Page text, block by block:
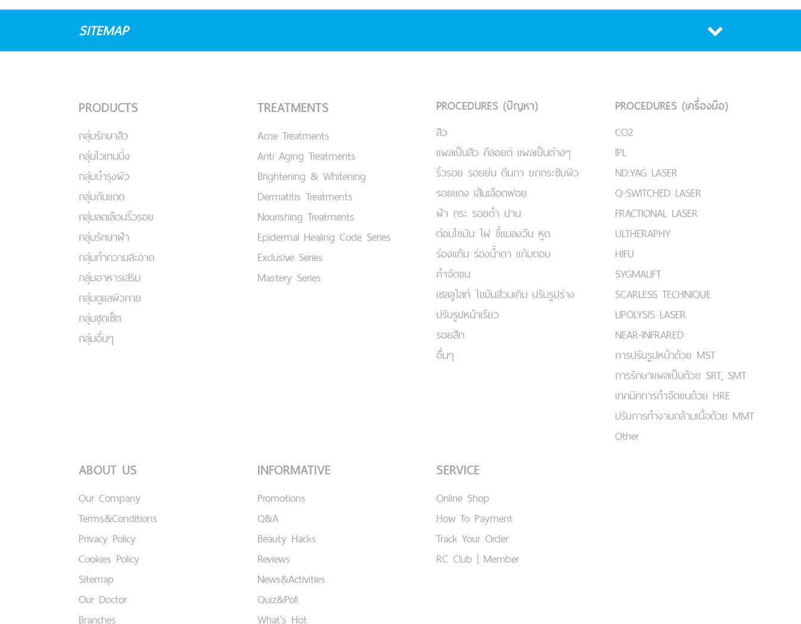
SITEMAP
PRODUCTS
กลุ่มรักษาสิว
กลุ่มไวเทนนิ่ง
กลุ่มบำรุงผิว
กลุ่มกันแดด
กลุ่มลดเลือนริ้วรอย
กลุ่มรักษาฝ้า
กลุ่มทำความสะอาด
กลุ่มอาหารเสริม
กลุ่มดูแลผิวกาย
กลุ่มชุดเซ็ต
กลุ่มอื่นๆ
TREATMENTS
Acne Treatments
Anti Aging Treatments
Brightening & Whitening
Dermatitis Treatments
Nourishing Treatments
Epidermal Healing Code Series
Exclusive Series
Mastery Series
PROCEDURES (ปัญหา)
สิว
แผลเป็นสิว คีลอยด์ แผลเป็นต่างๆ
ริ้วรอย รอยย่น ตีนกา ยกกระชับผิว
รอยแดง เส้นเลือดฟอย
ฝ้า กระ รอยดำ ปาน
ต่อมไขมัน ไฝ ขี้แมลงวัน หูด
ร่องแก้ม ร่องน้ำตา แก้มตอบ
กำจัดขน
เชลลูไลท์ ไขมันส่วนเกิน ปรับรูปร่าง
ปรับรูปหน้าเรียว
รอยสัก
อื่นๆ
PROCEDURES (เครื่องมือ)
CO2
IPL
ND:YAG LASER
Q-SWITCHED LASER
FRACTIONAL LASER
ULTHERAPHY
HIFU
SYGMALIFT
SCARLESS TECHNIQUE
LIPOLYSIS LASER
NEAR-INFRARED
การปรับรูปหน้าด้วย MST
การรักษาแผลเป็นด้วย SRT, SMT
เทคนิคการกำจัดขนด้วย HRE
ปรับการทำงานกล้ามเนื้อด้วย MMT
Other
ABOUT US
Our Company
Terms&Conditions
Privacy Policy
Cookies Policy
Sitemap
Our Doctor
Branches
INFORMATIVE
Promotions
Q&A
Beauty Hacks
Reviews
News&Activities
Quiz&Poll
What's Hot
SERVICE
Online Shop
How To Payment
Track Your Order
RC Club | Member